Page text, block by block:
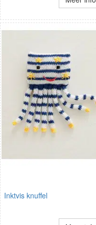
Inktvis knuffel